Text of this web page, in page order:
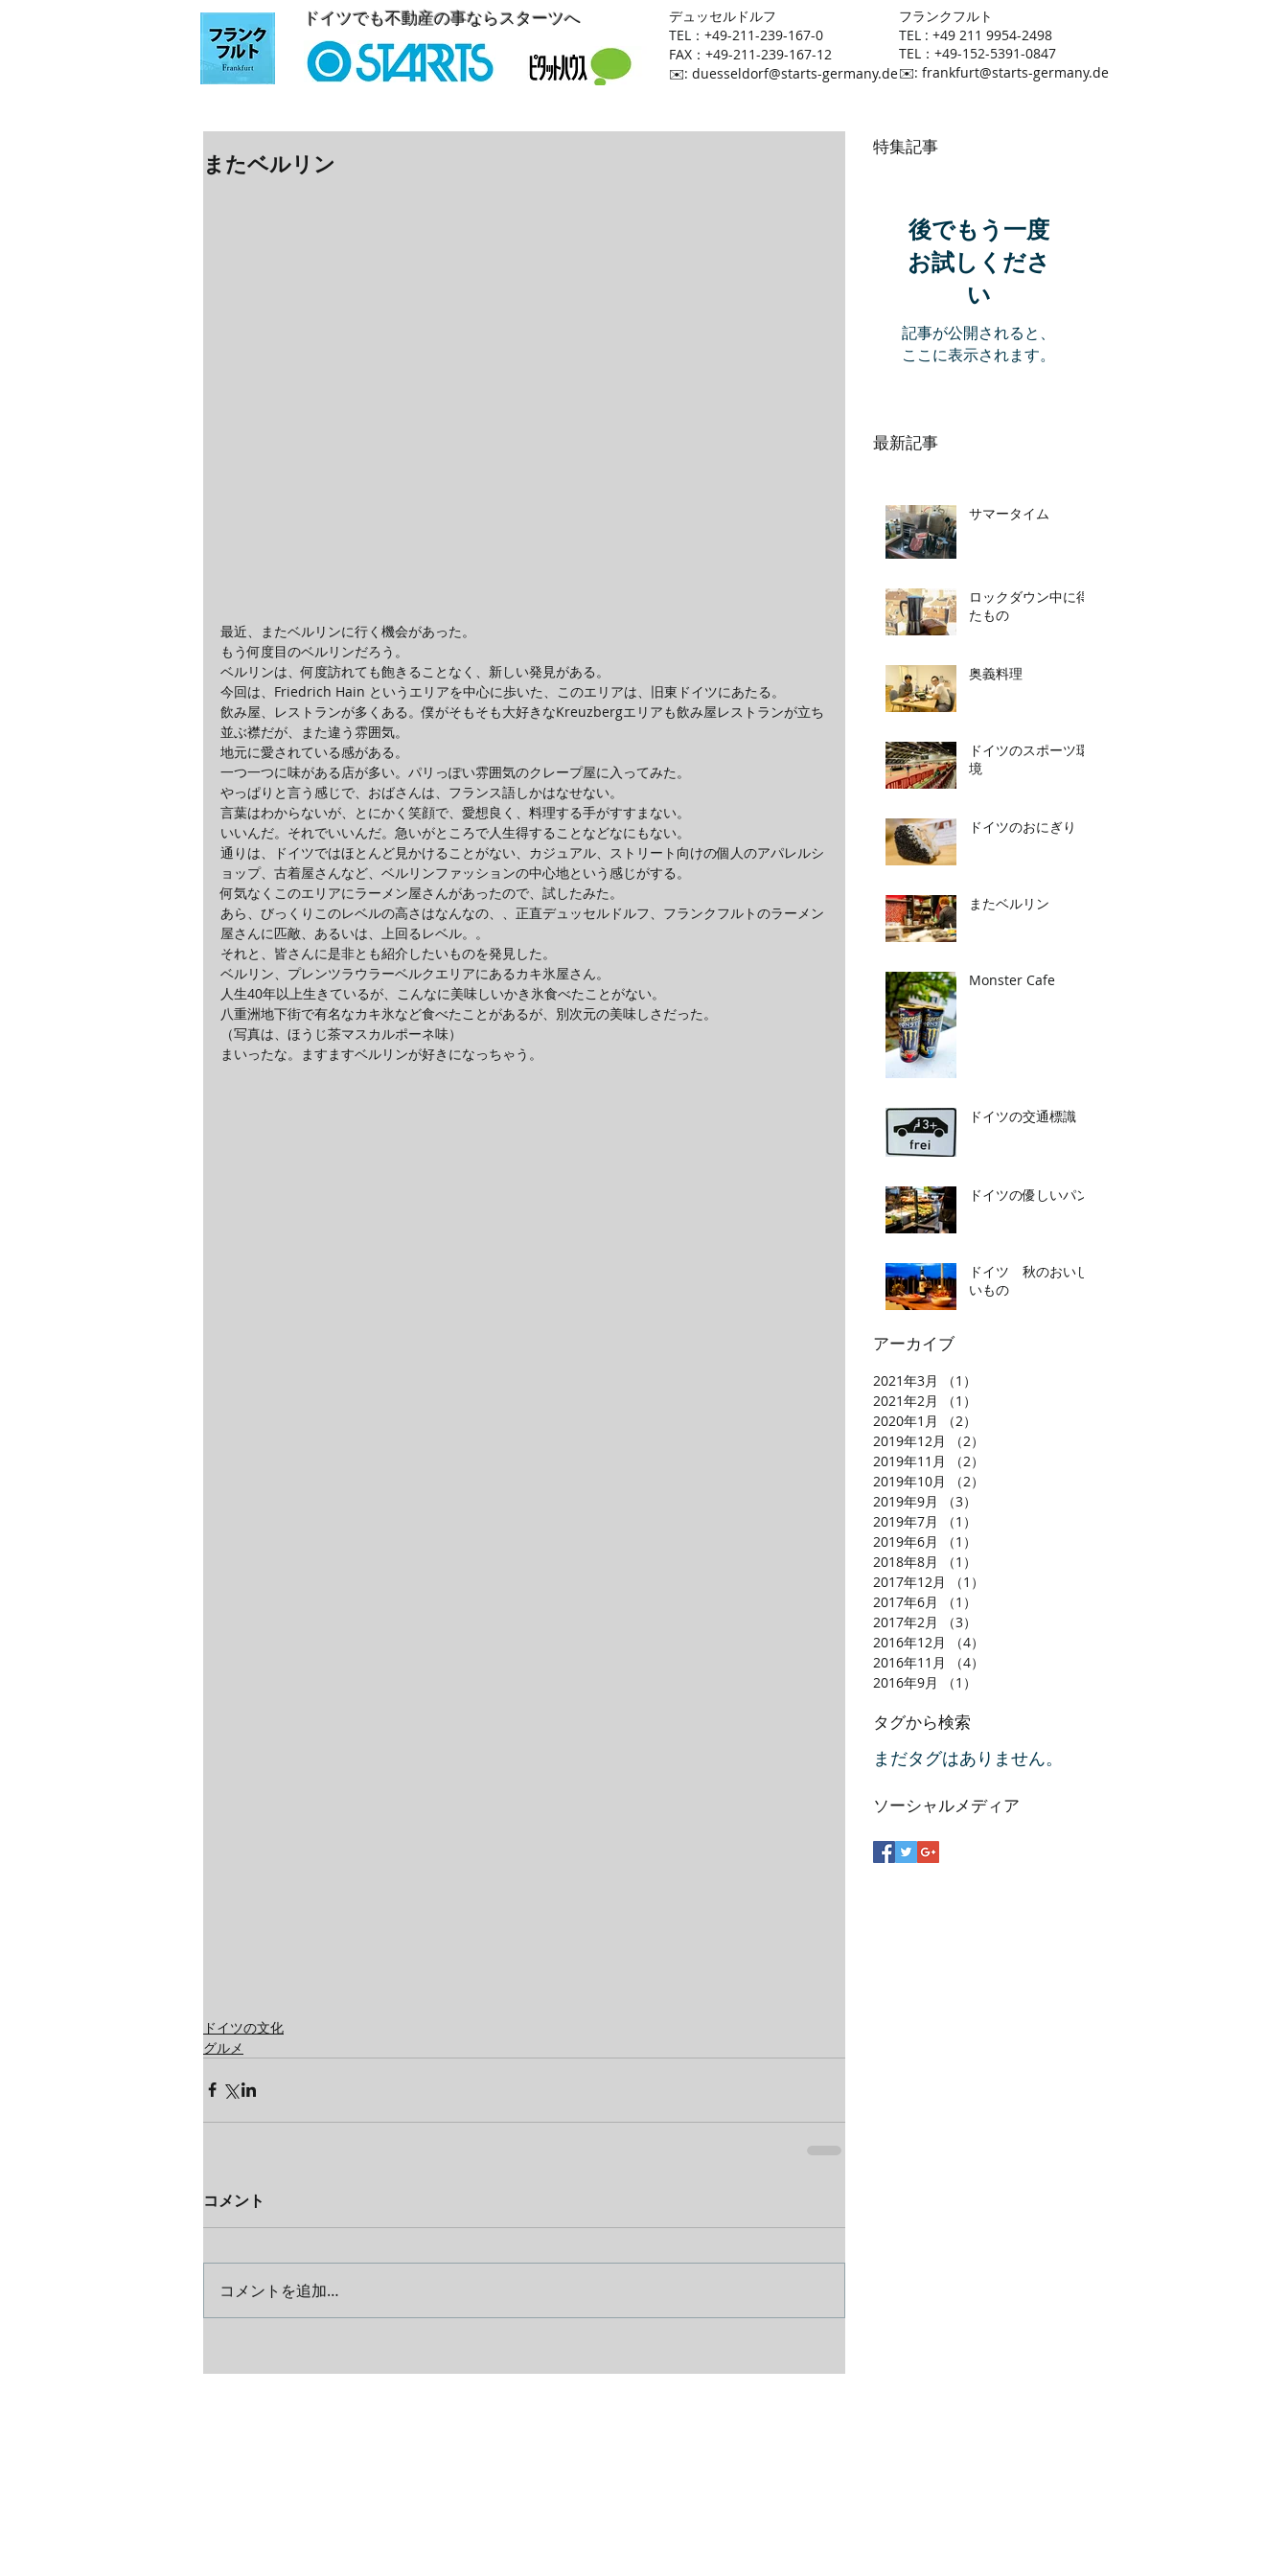
ドイツでも不動産の事ならスターツへ
​デュッセルドルフ
TEL：+49-211-239-167-0
FAX：+49-211-239-167-12
​✉️: duesseldorf@starts-germany.de
​フランクフルト
TEL : +49 211 9954-2498
TEL：+49-152-5391-0847
​✉️: frankfurt@starts-germany.de
またベルリン
最近、またベルリンに行く機会があった。
もう何度目のベルリンだろう。
ベルリンは、何度訪れても飽きることなく、新しい発見がある。
今回は、Friedrich Hain というエリアを中心に歩いた、このエリアは、旧東ドイツにあたる。
飲み屋、レストランが多くある。僕がそもそも大好きなKreuzbergエリアも飲み屋レストランが立ち
並ぶ襟だが、また違う雰囲気。
地元に愛されている感がある。
一つ一つに味がある店が多い。パリっぽい雰囲気のクレープ屋に入ってみた。
やっぱりと言う感じで、おばさんは、フランス語しかはなせない。
言葉はわからないが、とにかく笑顔で、愛想良く、料理する手がすすまない。
いいんだ。それでいいんだ。急いがところで人生得することなどなにもない。
通りは、ドイツではほとんど見かけることがない、カジュアル、ストリート向けの個人のアパレルシ
ョップ、古着屋さんなど、ベルリンファッションの中心地という感じがする。
何気なくこのエリアにラーメン屋さんがあったので、試したみた。
あら、びっくりこのレベルの高さはなんなの、、正直デュッセルドルフ、フランクフルトのラーメン
屋さんに匹敵、あるいは、上回るレベル。。
それと、皆さんに是非とも紹介したいものを発見した。
ベルリン、プレンツラウラーベルクエリアにあるカキ氷屋さん。
人生40年以上生きているが、こんなに美味しいかき氷食べたことがない。
八重洲地下街で有名なカキ氷など食べたことがあるが、別次元の美味しさだった。
（写真は、ほうじ茶マスカルポーネ味）
まいったな。ますますベルリンが好きになっちゃう。
ドイツの文化
グルメ
コメント
コメントを追加…
特集記事
後でもう一度
お試しくださ
い
記事が公開されると、
ここに表示されます。
最新記事
サマータイム
ロックダウン中に得
たもの
奥義料理
ドイツのスポーツ環
境
ドイツのおにぎり
またベルリン
Monster Cafe
ドイツの交通標識
ドイツの優しいパン
ドイツ 秋のおいし
いもの
アーカイブ
2021年3月 （1）
2021年2月
（1）
2020年1月
（2）
2019年12月
（2）
2019年11月
（2）
2019年10月
（2）
2019年9月
（3）
2019年7月
（1）
2019年6月
（1）
2018年8月
（1）
2017年12月
（1）
2017年6月
（1）
2017年2月
（3）
2016年12月
（4）
2016年11月
（4）
2016年9月
（1）
タグから検索
まだタグはありません。
ソーシャルメディア